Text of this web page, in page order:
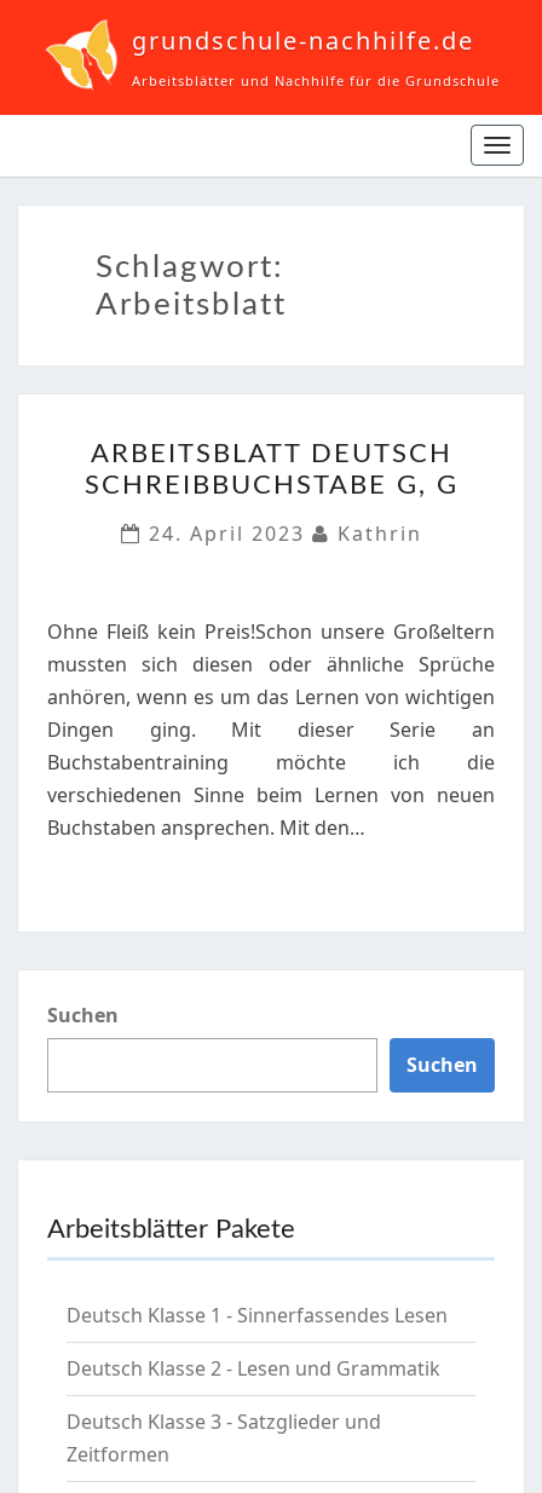
grundschule-nachhilfe.de
Arbeitsblätter und Nachhilfe für die Grundschule
ein-/
Schlagwort:
Arbeitsblatt
DEUTSCH
SCHREIBBUCHSTABE
G,
ARBEITSBLATT DEUTSCH
SCHREIBBUCHSTABE G, G
24. April 2023
Kathrin
Ohne Fleiß kein Preis!Schon unsere Großeltern
mussten sich diesen oder ähnliche Sprüche
anhören, wenn es um das Lernen von wichtigen
Dingen ging. Mit dieser Serie an
Buchstabentraining möchte ich die
verschiedenen Sinne beim Lernen von neuen
Buchstaben ansprechen. Mit den…
Suchen
Suchen
Arbeitsblätter Pakete
Deutsch Klasse 1 - Sinnerfassendes Lesen
Deutsch Klasse 2 - Lesen und Grammatik
Deutsch Klasse 3 - Satzglieder und
Zeitformen